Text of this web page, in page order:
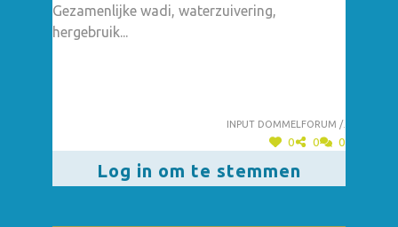
Gezamenlijke wadi, waterzuivering,
hergebruik...
Input dommelforum /.
0 0 0
Log in om te stemmen